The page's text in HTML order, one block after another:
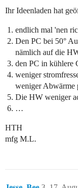
Ihr Ideenladen hat
endlich mal 'nen
Den PC bei 50°
nämlich auf die
den PC in kühlere
weniger
weniger
Die HW weniger
…
HTH
mfg M.L.